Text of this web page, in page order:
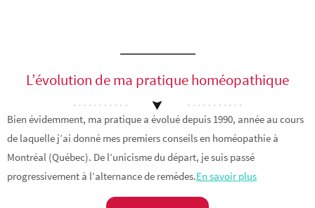
L’évolution de ma pratique homéopathique
Bien évidemment, ma pratique a évolué depuis 1990, année au cours
de laquelle j’ai donné mes premiers conseils en homéopathie à
Montréal (Québec). De l’unicisme du départ, je suis passé
progressivement à l’alternance de remèdes.En savoir plus